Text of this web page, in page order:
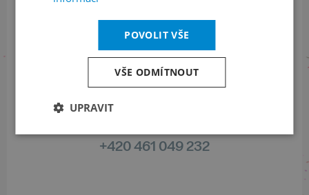
Sledujte nás na sociálních sítích
LinkedIn
Informace o stavu objednávek
+420 461 049 232
POVOLIT VŠE
VŠE ODMÍTNOUT
UPRAVIT